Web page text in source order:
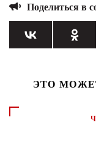
Поделиться в
ЭТО